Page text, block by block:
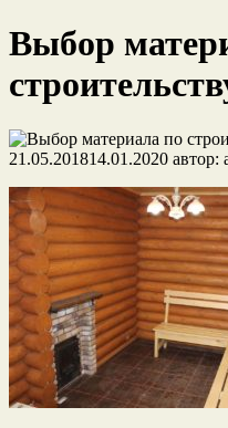
Выбор
21.05.201814.01.2020 автор: